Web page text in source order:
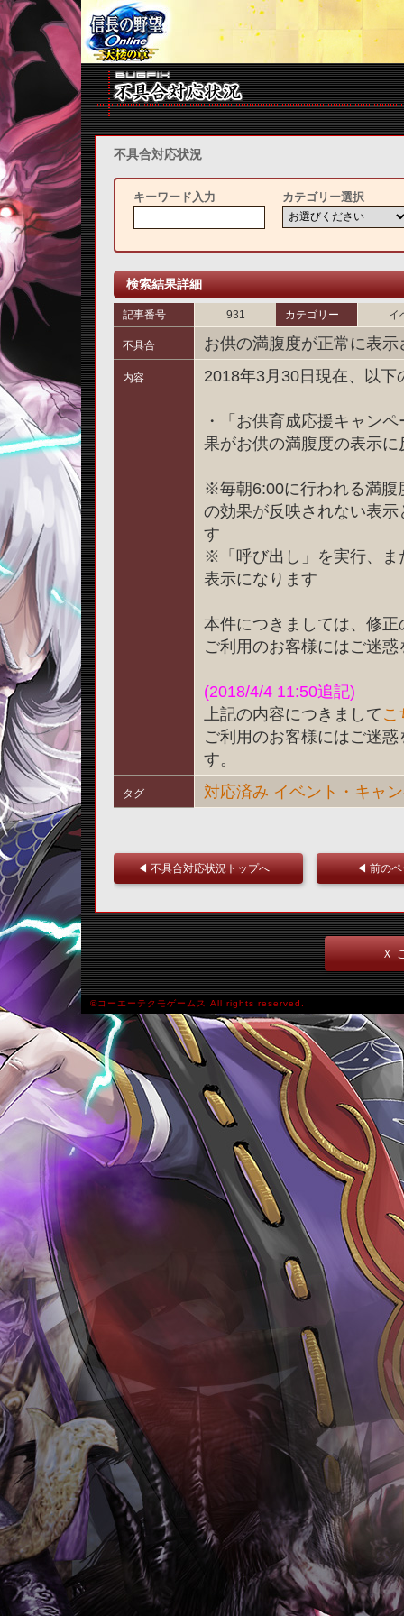
不具合対応状況
キーワード入力 カテゴリー選択
検索結果詳細
記事番号 931 カテゴリー イ
不具合 お供の満腹度が正常に表示
内容 2018年3月30日現在、以
・「お供育成応援キャン
果がお供の満腹度の表示
※毎朝6:00に行われる満腹
の効果が反映されない表
す
※「呼び出し」を実行、ま
表示になります
本件につきましては、修
ご利用のお客様にはご迷
(2018/4/4 11:50追記)
上記の内容につきましてこ
ご利用のお客様にはご迷
す。
タグ 対応済み イベント・キャ
◀ 不具合対応状況トップへ ◀ 前の
Ｘ